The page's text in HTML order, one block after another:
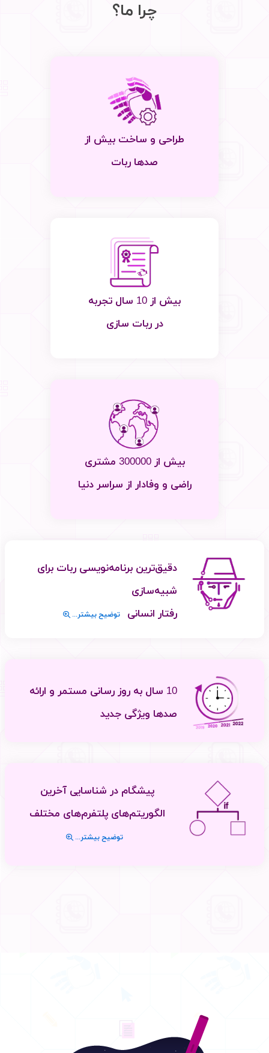
چرا ما؟
طراحی و ساخت بیش از
صدها ربات
بیش از 10 سال تجربه
در ربات سازی
بیش از 300000 مشتری
راضی و وفادار از سراسر دنیا
دقیق‌ترین برنامه‌نویسی ربات برای
شبیه‌سازی
رفتار انسانی
توضیح بیشتر...
10 سال به روز رسانی مستمر و ارائه
صدها ویژگی جدید
پیشگام در شناسایی آخرین
الگوریتم‌های پلتفرم‌های مختلف
توضیح بیشتر...